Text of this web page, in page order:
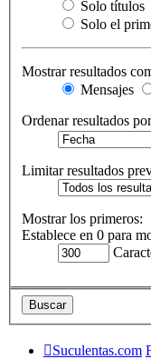
Solo títulos
Solo el
Mostrar resultados
Mensajes
Ordenar resultados
Limitar resultados
Mostrar los primeros:
Establece en 0 para
Suculentas.com